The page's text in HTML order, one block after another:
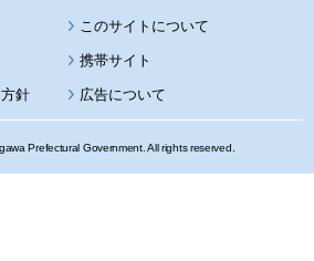
このサイトについて
携帯サイト
針 広告について
Prefectural Government. All rights reserved.